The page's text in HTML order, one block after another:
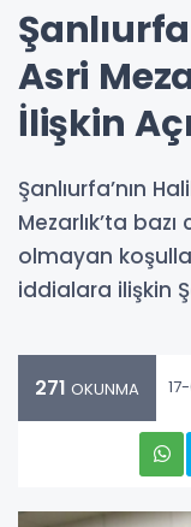
Asri
İlişkin
Şanlıurfa’nın
Mezarlık’ta
olmayan
iddialara ilişkin
271 OKUNMA